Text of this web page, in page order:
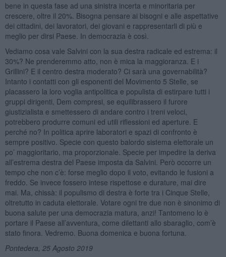
bene in questa fase ad una sinistra incerta e minoritaria per
crescere, oltre il 20%. Bisogna pensare ai bisogni e alle aspettative
dei cittadini, dei lavoratori, dei giovani e rappresentarli di più e
meglio per dirsi Paese. In democrazia è così.
Vediamo cosa vale Salvini con la sua destra radicale ed estrema: il
30%? Ne prenderemmo atto, non è mica la maggioranza. E i
Grillini? E il centro destra moderato? Ci sarà una governabilità?
Intanto i contatti con gli esponenti del Movimento 5 Stelle, se
placassero la loro voglia antipolitica e populista di estirpare tutti i
gruppi dirigenti, Dem compresi, se equilibrassero il furore
giustizialista e smettessero di andare contro i treni veloci,
potrebbero produrre comuni ed utili riflessioni ed aperture. E
perché no? In politica aprire laboratori e spazi di confronto è
sempre positivo. Specie con questo balordo sistema elettorale un
po’ maggioritario, ma proporzionale. Specie per impedire la deriva
all’estrema destra del Paese imposta da Salvini. Però occorre un
tempo che non c’è: forse meglio dopo il voto, evitando le fusioni a
freddo. Se invece fossero intese rispettose e durature, mai dire
mai. Ma, chissà: il populismo di destra è forte tra i Cinque Stelle,
oltretutto in caduta elettorale. Votare ogni tre due non è sinonimo di
buona salute per una democrazia matura, anzi! Tantomeno lo è
portare il Paese all’avventura, come dilettanti allo sbaraglio, com’è
stato finora. Vedremo. Buona domenica e buona fortuna.
Pontedera, 25 Agosto 2019